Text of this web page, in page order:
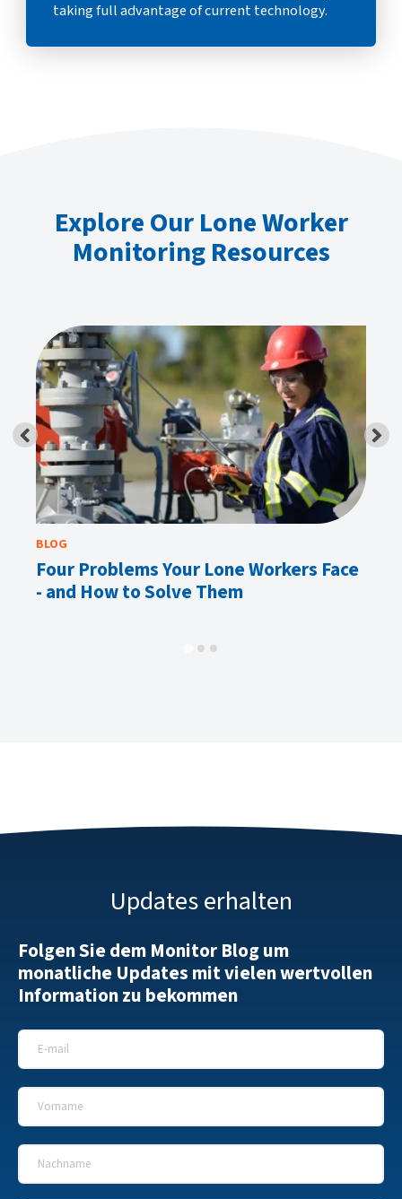
taking full advantage of current technology.
Explore Our Lone Worker
Monitoring Resources
BLOG
Four Problems Your Lone Workers Face
- and How to Solve Them
Updates erhalten
Folgen Sie dem Monitor Blog um
monatliche Updates mit vielen wertvollen
Information zu bekommen
E-Mail
Vorname
Nachname